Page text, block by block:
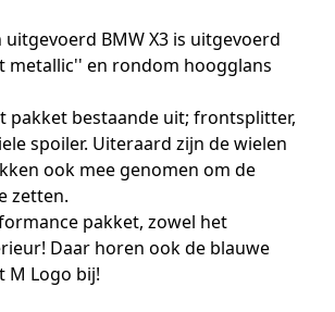
BMW X3 is uitgevoerd
metallic'' en rondom hoogglans
pakket bestaande uit; frontsplitter,
spoiler. Uiteraard zijn de wielen
ook mee genomen om de
zetten.
pakket, zowel het
Daar horen ook de blauwe
M Logo bij!